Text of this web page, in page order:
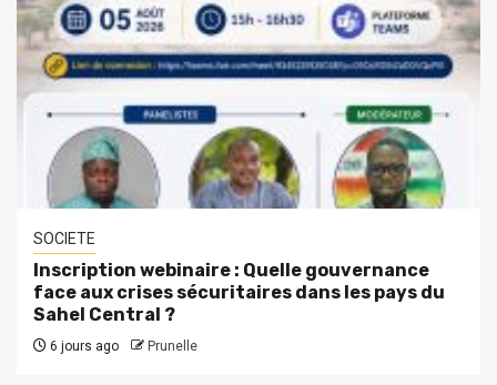
SOCIETE
Inscription webinaire : Quelle gouvernance
face aux crises sécuritaires dans les pays du
Sahel Central ?
6 jours ago Prunelle